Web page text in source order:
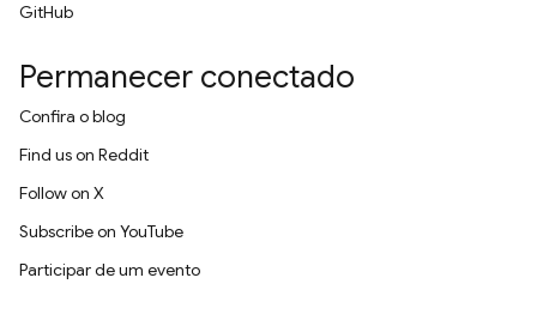
GitHub
Permanecer conectado
Confira o blog
Find us on Reddit
Follow on X
Subscribe on YouTube
Participar de um evento